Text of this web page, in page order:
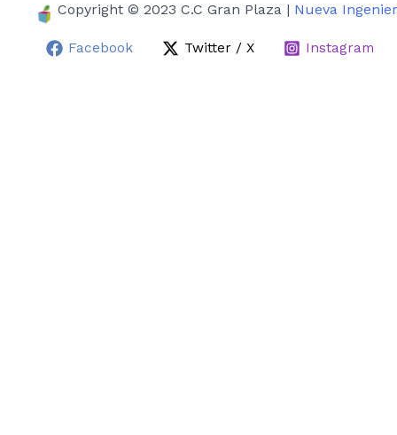
Copyright © 2023 C.C Gran Plaza | Nueva
Facebook Twitter / X Instagram